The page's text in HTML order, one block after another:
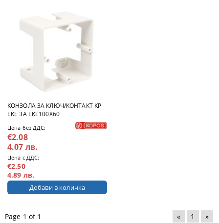
КОНЗОЛА ЗА КЛЮЧ/КОНТАКТ KP
EKE ЗА EKE100X60
Цена без ДДС:
€2.08
4.07 лв.
Цена с ДДС:
€2.50
4.89 лв.
Page 1 of 1 « 1 »